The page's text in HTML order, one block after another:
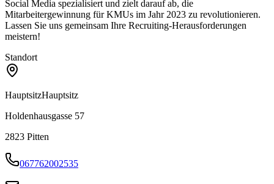
Social Media spezialisiert und zielt darauf ab, die
Mitarbeitergewinnung für KMUs im Jahr 2023 zu revolutionieren.
Lassen Sie uns gemeinsam Ihre Recruiting-Herausforderungen
meistern!
Standort
HauptsitzHauptsitz
Holdenhausgasse 57
2823 Pitten
067762002535